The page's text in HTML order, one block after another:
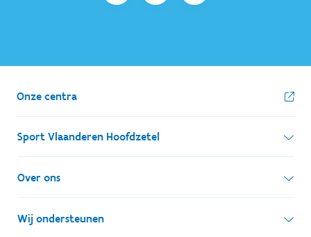
Onze centra
Sport Vlaanderen Hoofdzetel
Simon Bolivarlaan 17
1000 Brussel
Ondernemingsnummer: BE 0248.142.826
Over ons
Wie zijn we, wat doen we
Wij ondersteunen